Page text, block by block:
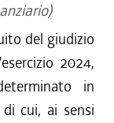
del giudizio
2024,
in
cui, ai sensi